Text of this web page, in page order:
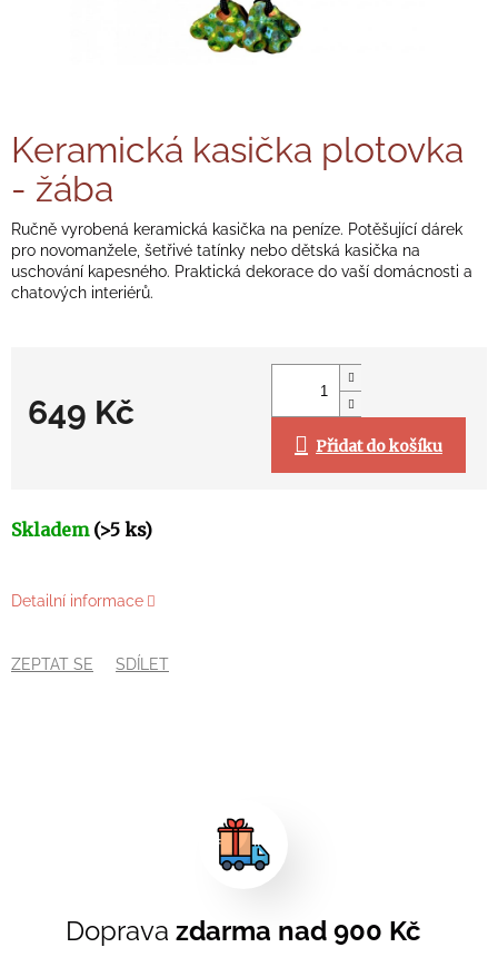
Keramická kasička plotovka
- žába
Ručně vyrobená keramická kasička na peníze. Potěšující dárek
pro novomanžele, šetřivé tatínky nebo dětská kasička na
uschování kapesného. Praktická dekorace do vaší domácnosti a
chatových interiérů.
649 Kč
Přidat do košíku
Skladem (>5 ks)
Detailní informace
ZEPTAT SE SDÍLET
Doprava zdarma nad 900 Kč